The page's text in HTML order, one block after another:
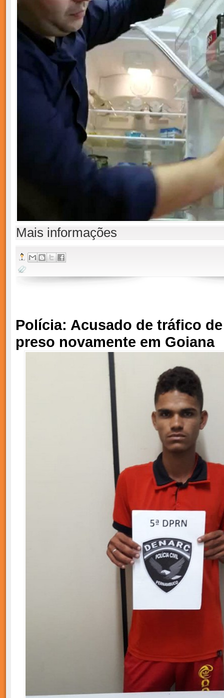
Mais informações
Polícia: Acusado de tráfico
preso novamente em Goiana